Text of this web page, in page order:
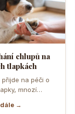
chlupů na
tlapkách
přijde na péči o
mnozí
zvířat netuší,
je…
→